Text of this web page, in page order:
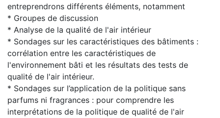
entreprendrons différents éléments, notamment
* Groupes de discussion
* Analyse de la qualité de l'air intérieur
* Sondages sur les caractéristiques des bâtiments :
corrélation entre les caractéristiques de
l'environnement bâti et les résultats des tests de
qualité de l'air intérieur.
* Sondages sur l’application de la politique sans
parfums ni fragrances : pour comprendre les
interprétations de la politique de qualité de l'air